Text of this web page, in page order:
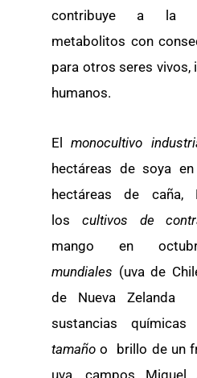
contribuye a la
metabolitos con
para otros seres vivos,
humanos.
Elmonocultivo
hectáreas de soya
hectáreas de caña,
los cultivos de
mango en
mundiales (uva de
de Nueva Zelanda
sustancias
tamaño o brillo de un
uva, campos Miguel